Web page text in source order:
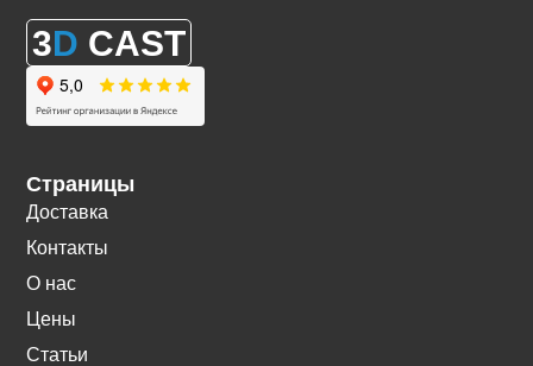
3D CAST
Страницы
Доставка
Контакты
О нас
Цены
Статьи